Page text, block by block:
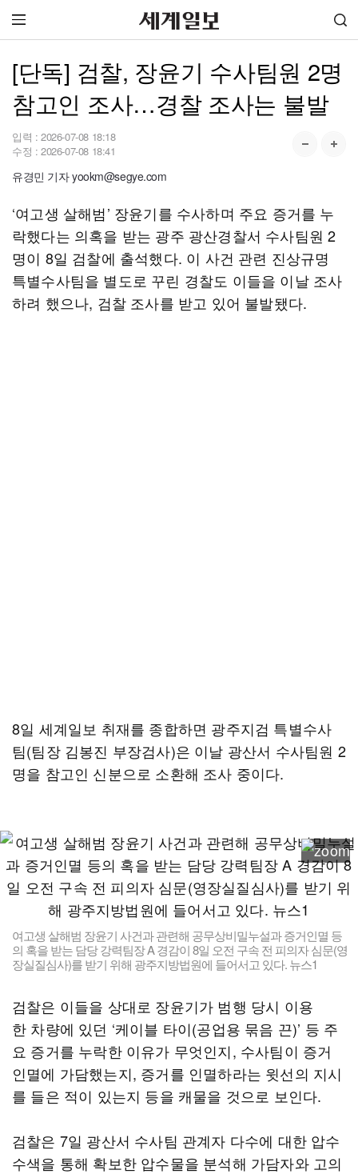
[단독] 검찰, 장윤기 수사팀원 2명
참고인 조사…경찰 조사는 불발
입력 : 2026-07-08 18:18
수정 : 2026-07-08 18:41
유경민 기자 yookm@segye.com
‘여고생 살해범’ 장윤기를 수사하며 주요 증거를 누
락했다는 의혹을 받는 광주 광산경찰서 수사팀원 2
명이 8일 검찰에 출석했다. 이 사건 관련 진상규명
특별수사팀을 별도로 꾸린 경찰도 이들을 이날 조사
하려 했으나, 검찰 조사를 받고 있어 불발됐다.
8일 세계일보 취재를 종합하면 광주지검 특별수사
팀(팀장 김봉진 부장검사)은 이날 광산서 수사팀원 2
명을 참고인 신분으로 소환해 조사 중이다.
여고생 살해범 장윤기 사건과 관련해 공무상비밀누설과 증거인멸 등
의 혹을 받는 담당 강력팀장 A 경감이 8일 오전 구속 전 피의자 심문(영
장실질심사)를 받기 위해 광주지방법원에 들어서고 있다. 뉴스1
검찰은 이들을 상대로 장윤기가 범행 당시 이용
한 차량에 있던 ‘케이블 타이(공업용 묶음 끈)’ 등 주
요 증거를 누락한 이유가 무엇인지, 수사팀이 증거
인멸에 가담했는지, 증거를 인멸하라는 윗선의 지시
를 들은 적이 있는지 등을 캐물을 것으로 보인다.
검찰은 7일 광산서 수사팀 관계자 다수에 대한 압수
수색을 통해 확보한 압수물을 분석해 가담자와 고의